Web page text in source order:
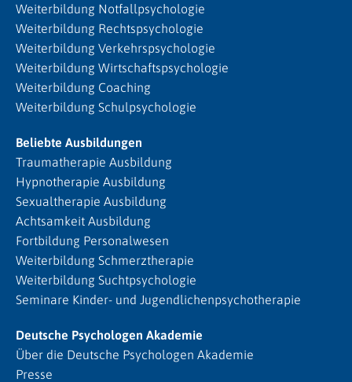
Weiterbildung Notfallpsychologie
Weiterbildung Rechtspsychologie
Weiterbildung Verkehrspsychologie
Weiterbildung Wirtschaftspsychologie
Weiterbildung Coaching
Weiterbildung Schulpsychologie
Beliebte Ausbildungen
Traumatherapie Ausbildung
Hypnotherapie Ausbildung
Sexualtherapie Ausbildung
Achtsamkeit Ausbildung
Fortbildung Personalwesen
Weiterbildung Schmerztherapie
Weiterbildung Suchtpsychologie
Seminare Kinder- und Jugendlichenpsychotherapie
Deutsche Psychologen Akademie
Über die Deutsche Psychologen Akademie
Presse